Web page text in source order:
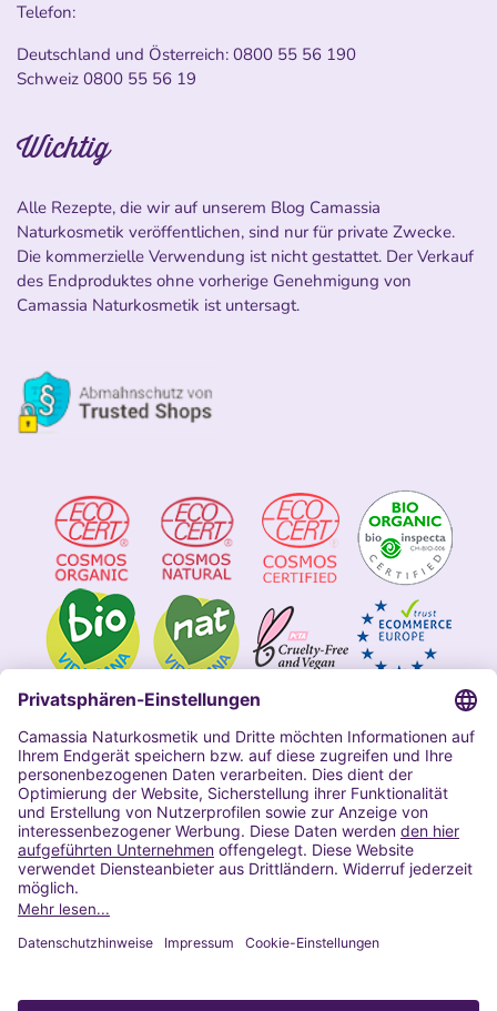
Telefon:
Deutschland und Österreich: 0800 55 56 190
Schweiz 0800 55 56 19
Wichtig
Alle Rezepte, die wir auf unserem Blog Camassia
Naturkosmetik veröffentlichen, sind nur für private Zwecke.
Die kommerzielle Verwendung ist nicht gestattet. Der Verkauf
des Endproduktes ohne vorherige Genehmigung von
Camassia Naturkosmetik ist untersagt.
Impressum
Allgemeine Geschäftsbedingungen
Datenschutzerklärung Camassia
Widerrufsbelehrung
Copyright 2020 | Alle Rechte vorbehalten